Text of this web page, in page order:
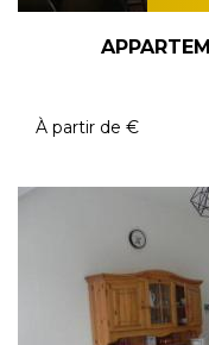
À partir de €